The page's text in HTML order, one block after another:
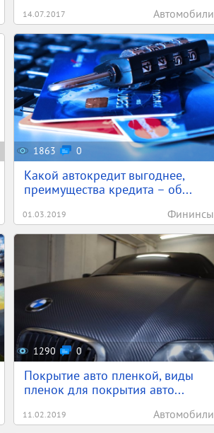
14.07.2017 Автомобили
1863 0
Какой автокредит выгоднее,
преимущества кредита – об...
01.03.2019 Фининсы
1290 0
Покрытие авто пленкой, виды
пленок для покрытия авто...
11.02.2019 Автомобили